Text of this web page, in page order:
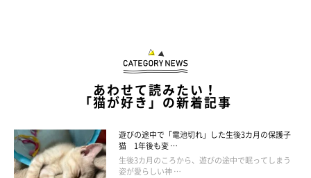
あわせて読みたい！
「猫が好き」の新着記事
遊びの途中で「電池切れ」した生後3カ月の保護子
猫 1年後も変 …
生後3カ月のころから、遊びの途中で眠ってしまう
姿が愛らしい神 …